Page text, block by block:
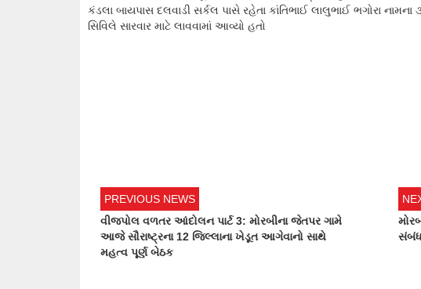
કંડલા બાયપાસ દલવાડી સર્કલ પાસે રહેતા કાંતિભાઈ લાલુભાઈ ભગોરા
સિવિલે સારવાર માટે લાવવામાં આવ્યો હતો
PREVIOUS NEWS
વીજપોલ વળતર આંદોલન પાર્ટ 3: મોરબીના જેતપર ગામે
આજે સૌરાષ્ટ્રના 12 જિલ્લાના ખેડૂત આગેવાનો સાથે
મહત્વ પૂર્ણ બેઠક